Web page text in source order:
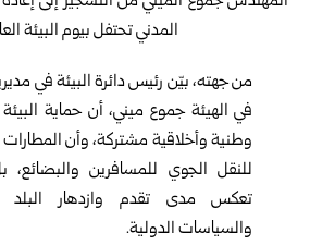
من جهته، بيّن رئيس دائرة البيئة في
في الهيئة جموع ميني، أن حماية
وطنية وأخلاقية مشتركة، وأن
للنقل الجوي للمسافرين
تعكس مدى تقدم وازدهار البلد
والسياسات الدولية.